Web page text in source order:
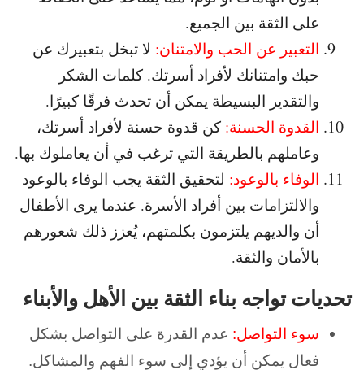
على الثقة بين الجميع.
التعبير عن الحب والامتنان: لا تبخل بتعبيرك عن
حبك وامتنانك لأفراد أسرتك. كلمات الشكر
والتقدير البسيطة يمكن أن تحدث فرقًا كبيرًا.
القدوة الحسنة: كن قدوة حسنة لأفراد أسرتك،
وعاملهم بالطريقة التي ترغب في أن يعاملوك بها.
الوفاء بالوعود: لتحقيق الثقة يجب الوفاء بالوعود
والالتزامات بين أفراد الأسرة. عندما يرى الأطفال
أن والديهم يلتزمون بكلمتهم، يُعزز ذلك شعورهم
بالأمان والثقة.
تحديات تواجه بناء الثقة بين الأهل والأبناء
سوء التواصل: عدم القدرة على التواصل بشكل
فعال يمكن أن يؤدي إلى سوء الفهم والمشاكل.